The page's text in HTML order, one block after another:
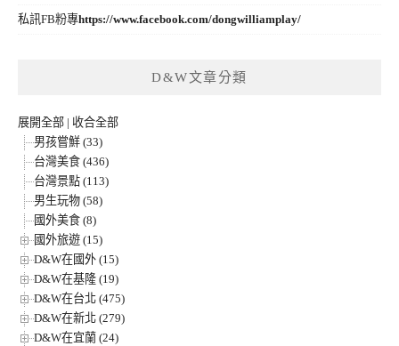
私訊FB粉專https://www.facebook.com/dongwilliamplay/
D&W文章分類
展開全部 | 收合全部
男孩嘗鮮 (33)
台灣美食 (436)
台灣景點 (113)
男生玩物 (58)
國外美食 (8)
國外旅遊 (15)
D&W在國外 (15)
D&W在基隆 (19)
D&W在台北 (475)
D&W在新北 (279)
D&W在宜蘭 (24)